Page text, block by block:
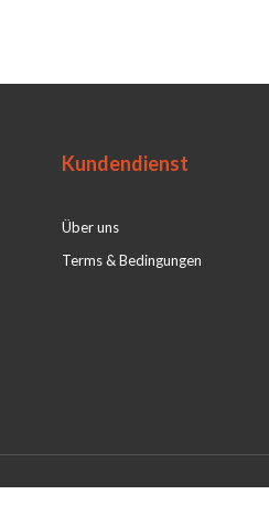
Kundendienst
Über uns
Terms & Bedingungen